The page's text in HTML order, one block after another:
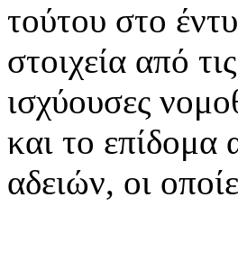
τούτου στο
στοιχεία από
ισχύουσες
και το επίδομα
αδειών, οι